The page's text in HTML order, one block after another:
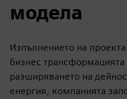
модела
Изпълнението на
бизнес
разширяването на
енергия, компанията